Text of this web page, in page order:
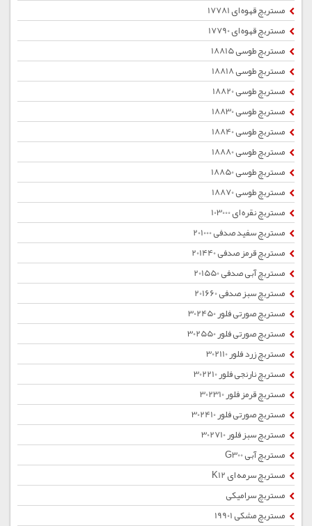
مستربچ قهوه ای 17781
مستربچ قهوه ای 17790
مستربچ طوسی 18815
مستربچ طوسی 18818
مستربچ طوسی 18820
مستربچ طوسی 18830
مستربچ طوسی 18840
مستربچ طوسی 18880
مستربچ طوسی 18850
مستربچ طوسی 18870
مستربچ نقره ای 103000
مستربچ سفید صدفی 201000
مستربچ قرمز صدفی 201440
مستربچ آبی صدفی 201550
مستربچ سبز صدفی 201660
مستربچ صورتی فلور 302450
مستربچ صورتی فلور 302550
مستربچ زرد فلور 302110
مستربچ نارنجی فلور 302210
مستربچ قرمز فلور 302310
مستربچ صورتی فلور 302410
مستربچ سبز فلور 302710
مستربچ آبی G300
مستربچ سرمه ای K12
مستربچ سرامیکی
مستربچ مشکی 19901